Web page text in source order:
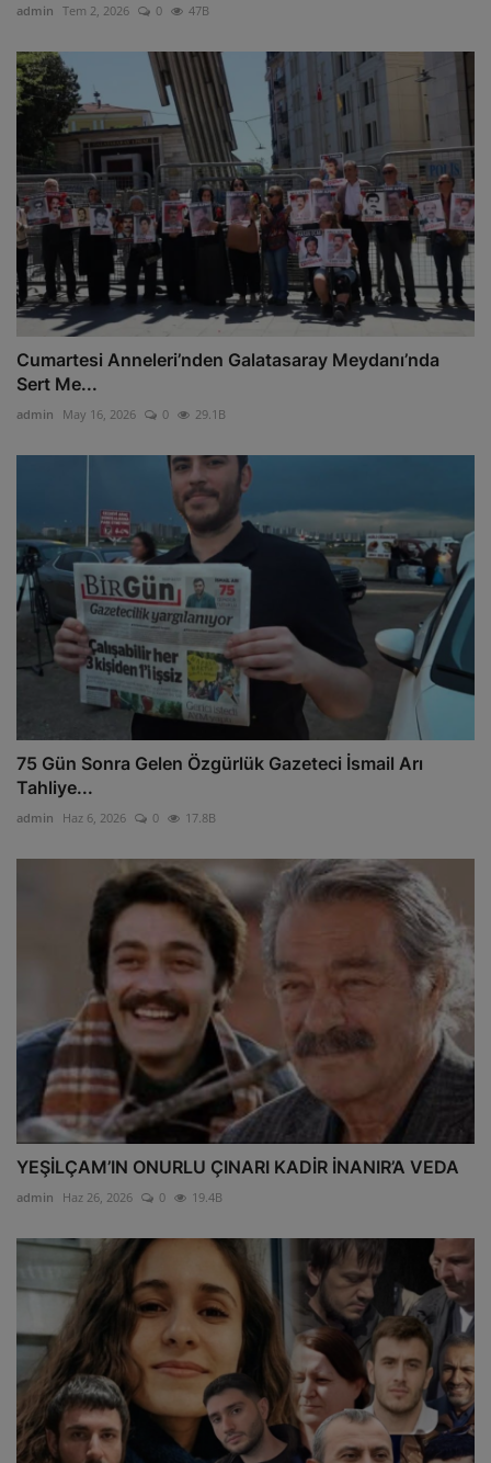
admin Tem 2, 2026 0 47B
Cumartesi Anneleri’nden Galatasaray Meydanı’nda
Sert Me...
admin May 16, 2026 0 29.1B
75 Gün Sonra Gelen Özgürlük Gazeteci İsmail Arı
Tahliye...
admin Haz 6, 2026 0 17.8B
YEŞİLÇAM’IN ONURLU ÇINARI KADİR İNANIR’A VEDA
admin Haz 26, 2026 0 19.4B